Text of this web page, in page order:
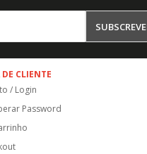
DE CLIENTE
/ Login
Password